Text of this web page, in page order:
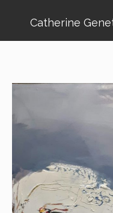
Catherine